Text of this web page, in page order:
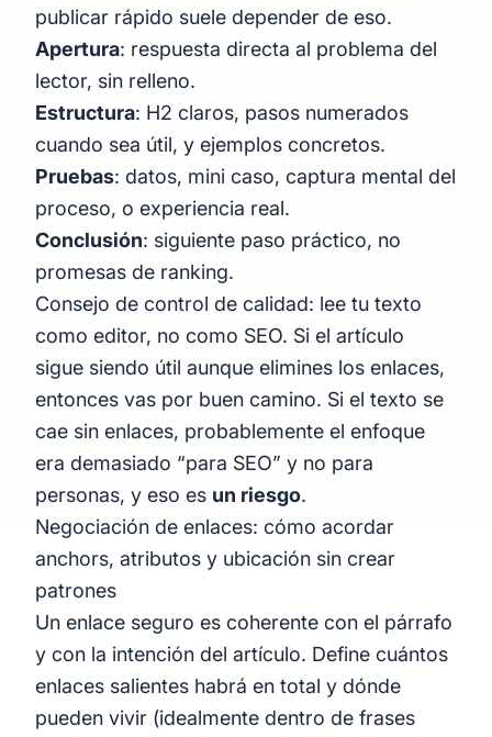
publicar rápido suele depender de eso.
Apertura: respuesta directa al problema del
lector, sin relleno.
Estructura: H2 claros, pasos numerados
cuando sea útil, y ejemplos concretos.
Pruebas: datos, mini caso, captura mental del
proceso, o experiencia real.
Conclusión: siguiente paso práctico, no
promesas de ranking.
Consejo de control de calidad: lee tu texto
como editor, no como SEO. Si el artículo
sigue siendo útil aunque elimines los enlaces,
entonces vas por buen camino. Si el texto se
cae sin enlaces, probablemente el enfoque
era demasiado “para SEO” y no para
personas, y eso es un riesgo.
Negociación de enlaces: cómo acordar
anchors, atributos y ubicación sin crear
patrones
Un enlace seguro es coherente con el párrafo
y con la intención del artículo. Define cuántos
enlaces salientes habrá en total y dónde
pueden vivir (idealmente dentro de frases